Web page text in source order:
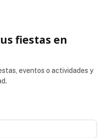
fiestas en
eventos o actividades y